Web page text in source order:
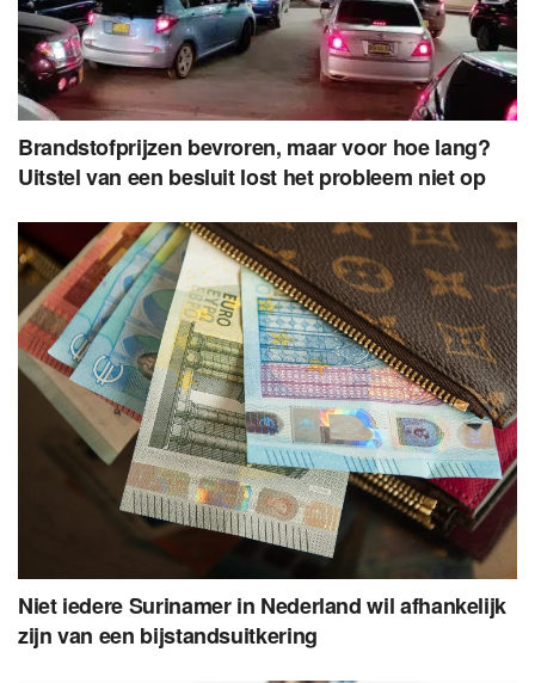
Brandstofprijzen bevroren, maar voor hoe lang?
Uitstel van een besluit lost het probleem niet op
Niet iedere Surinamer in Nederland wil afhankelijk
zijn van een bijstandsuitkering